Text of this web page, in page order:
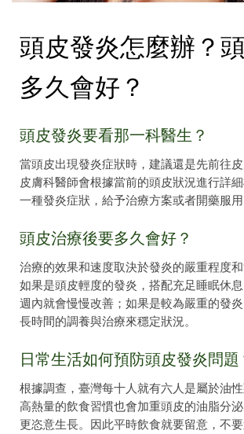
頭皮發炎怎麼辦？
多久會好？
頭皮發炎要看那一科醫生？
當頭皮出現發炎症狀時，建議還是先前往皮
皮膚科醫師會根據當前的頭皮狀況進行詳
一種發炎症狀，給予治療方案或者開藥服用
頭皮治療後要多久會好？
治療的效果和速度取決於發炎的嚴重程度和
如果是頭皮輕度的發炎，搭配充足睡眠休
週內就會慢慢改善；如果是較為嚴重的發
長時間的調養與治療來穩定狀況。
日常生活如何預防頭皮發炎問題
根據調查，臺灣每十人就有六人是屬於油
高熱量的飲食習慣也會加重頭皮的油脂分
更恣意生長。因此平時飲食就要留意，不要